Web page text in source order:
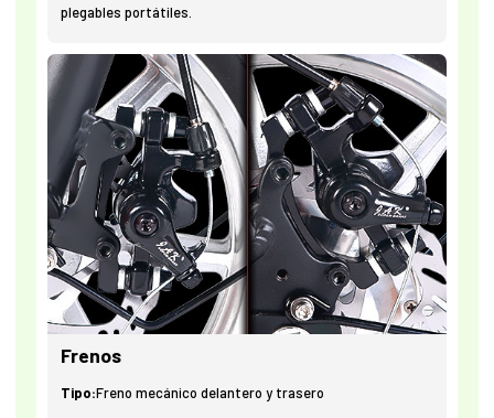
plegables portátiles.
Frenos
Tipo:Freno mecánico delantero y trasero